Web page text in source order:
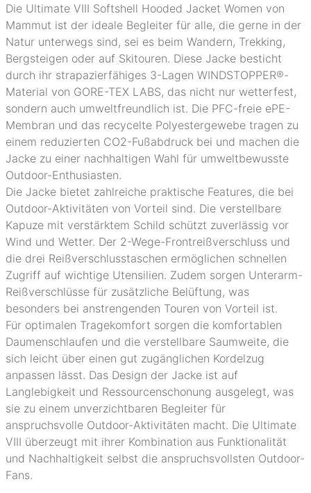
Die Ultimate VIII Softshell Hooded Jacket Women von
Mammut ist der ideale Begleiter für alle, die gerne in der
Natur unterwegs sind, sei es beim Wandern, Trekking,
Bergsteigen oder auf Skitouren. Diese Jacke besticht
durch ihr strapazierfähiges 3-Lagen WINDSTOPPER®-
Material von GORE-TEX LABS, das nicht nur wetterfest,
sondern auch umweltfreundlich ist. Die PFC-freie ePE-
Membran und das recycelte Polyestergewebe tragen zu
einem reduzierten CO2-Fußabdruck bei und machen die
Jacke zu einer nachhaltigen Wahl für umweltbewusste
Outdoor-Enthusiasten.
Die Jacke bietet zahlreiche praktische Features, die bei
Outdoor-Aktivitäten von Vorteil sind. Die verstellbare
Kapuze mit verstärktem Schild schützt zuverlässig vor
Wind und Wetter. Der 2-Wege-Frontreißverschluss und
die drei Reißverschlusstaschen ermöglichen schnellen
Zugriff auf wichtige Utensilien. Zudem sorgen Unterarm-
Reißverschlüsse für zusätzliche Belüftung, was
besonders bei anstrengenden Touren von Vorteil ist.
Für optimalen Tragekomfort sorgen die komfortablen
Daumenschlaufen und die verstellbare Saumweite, die
sich leicht über einen gut zugänglichen Kordelzug
anpassen lässt. Das Design der Jacke ist auf
Langlebigkeit und Ressourcenschonung ausgelegt, was
sie zu einem unverzichtbaren Begleiter für
anspruchsvolle Outdoor-Aktivitäten macht. Die Ultimate
VIII überzeugt mit ihrer Kombination aus Funktionalität
und Nachhaltigkeit selbst die anspruchsvollsten Outdoor-
Fans.